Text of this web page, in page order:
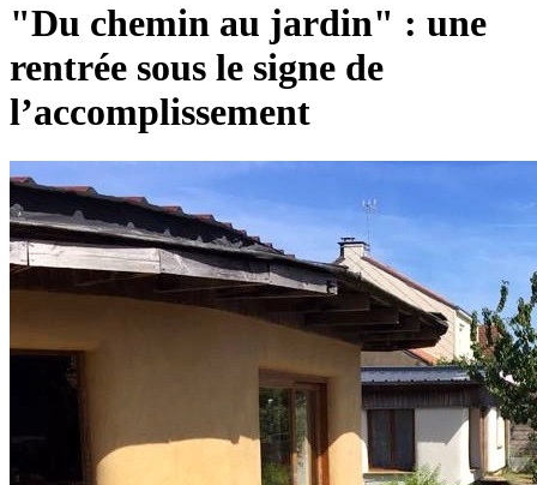
"Du chemin au jardin" : une
rentrée sous le signe de
l’accomplissement